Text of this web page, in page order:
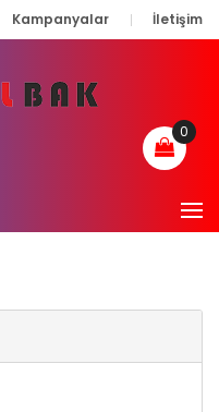
Kampanyalar İletişim
0